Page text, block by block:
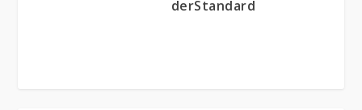
derStandard